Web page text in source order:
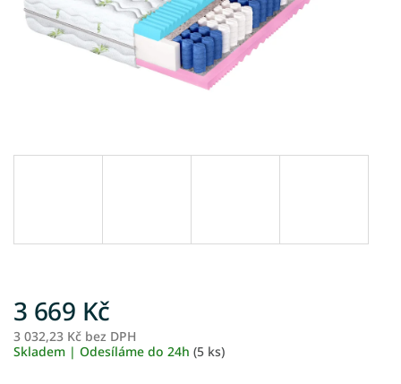
3 669 Kč
3 032,23 Kč bez DPH
Skladem | Odesíláme do 24h (5 ks)